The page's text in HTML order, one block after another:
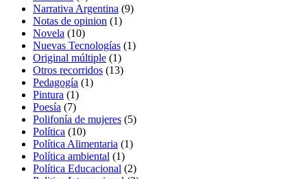
productos
Narrativa Argentina 99
Notas de opinion 11
Novela 1010
productos
Nuevas Tecnologías 11
Original múltiple 11
producto
Otros recorridos 1313
Pedagogía 11
Pintura 11
producto
Poesía 77
productos
Polifonía de mujeres 55
Política 1010
productos
Política Alimentaria 11
Política ambiental 11
producto
Política Educacional 22